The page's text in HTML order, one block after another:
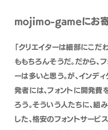
mojimo-gameにお寄
「クリエイターは細部にこ
ももちろんそうだ。だから、
ーは多いと思う。が、インデ
発者には、フォントに開発
ろう。そういう人たちに、組
した、格安のフォントサービ